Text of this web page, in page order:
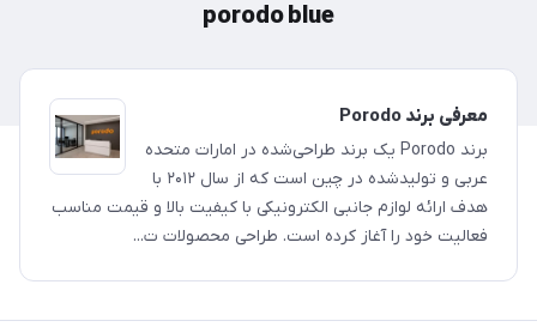
porodo blue
معرفی برند Porodo
برند Porodo یک برند طراحی‌شده در امارات متحده
عربی و تولیدشده در چین است که از سال ۲۰۱۲ با
هدف ارائه لوازم جانبی الکترونیکی با کیفیت بالا و قیمت مناسب
فعالیت خود را آغاز کرده است. طراحی محصولات ت...